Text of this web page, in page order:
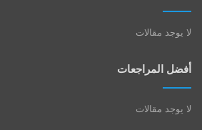
لا يوجد مقالات
أفضل المراجعات
لا يوجد مقالات